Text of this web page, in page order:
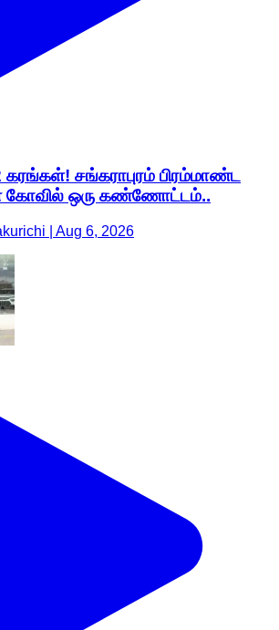
கரங்கள்! சங்கராபுரம் பிரம்மாண்ட
கோவில் ஒரு கண்ணோட்டம்..
| Aug 6, 2026